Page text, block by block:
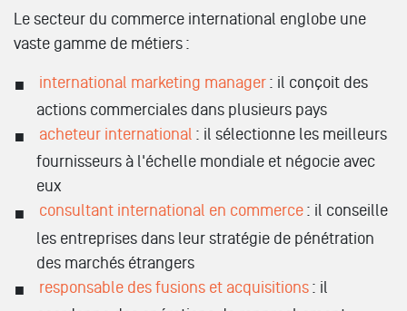
Le secteur du commerce international englobe une
vaste gamme de métiers :
international marketing manager : il conçoit des
actions commerciales dans plusieurs pays
acheteur international : il sélectionne les meilleurs
fournisseurs à l'échelle mondiale et négocie avec
eux
consultant international en commerce : il conseille
les entreprises dans leur stratégie de pénétration
des marchés étrangers
responsable des fusions et acquisitions : il